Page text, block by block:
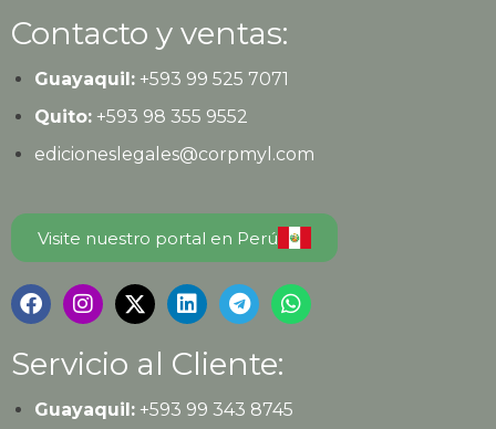
Contacto y ventas:
Guayaquil:+593 99 525 7071
Quito:+593 98 355 9552
edicioneslegales@corpmyl.com
Visite nuestro portal en Perú
Servicio al Cliente:
Guayaquil:+593 99 343 8745